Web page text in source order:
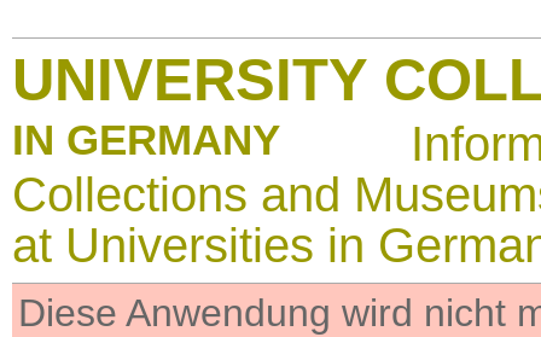
UNIVERSITY
IN GERMANY
Collections and
at Universities in
Diese Anwendung wird nicht